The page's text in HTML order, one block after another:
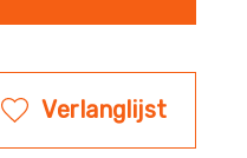
Verlanglijst